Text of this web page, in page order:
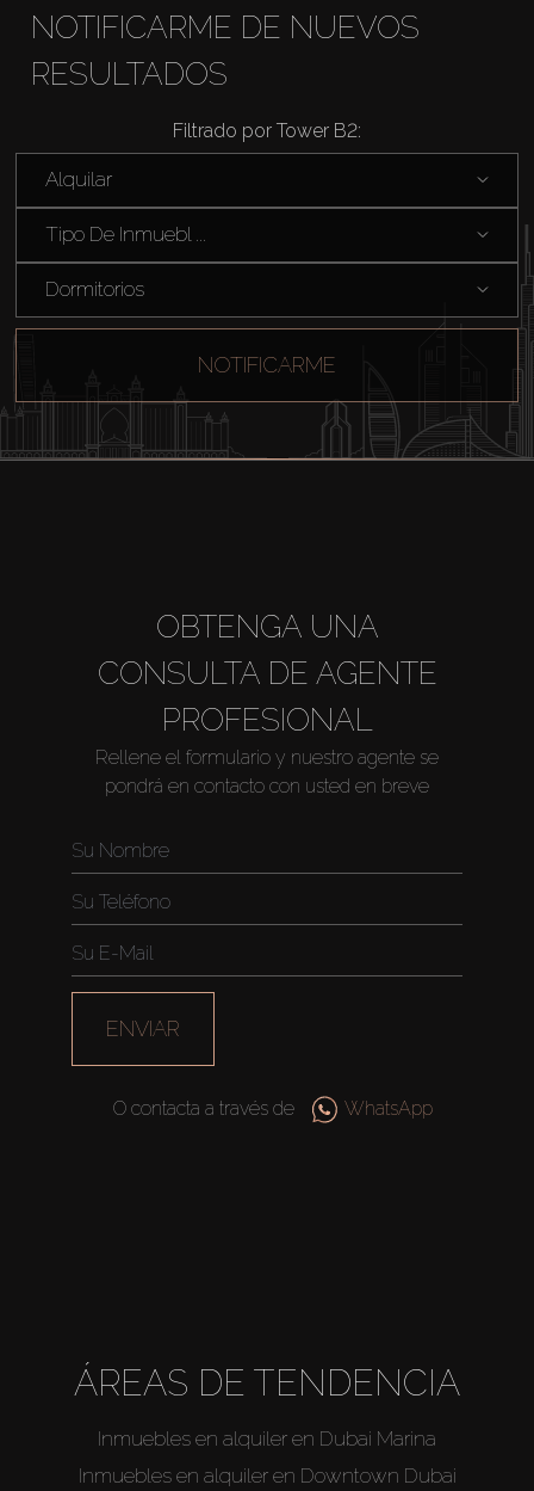
Comprar
Alquilar
Agentes
NOTIFICARME DE NUEVOS
RESULTADOS
Filtrado por Tower B2:
Alquilar
Tipo De Inmuebl ...
Dormitorios
NOTIFICARME
OBTENGA UNA
CONSULTA DE AGENTE
PROFESIONAL
Rellene el formulario y nuestro agente se
pondrá en contacto con usted en breve
ENVIAR
O contacta a través de WhatsApp
ÁREAS DE TENDENCIA
Inmuebles en alquiler en Dubai Marina
Inmuebles en alquiler en Downtown Dubai